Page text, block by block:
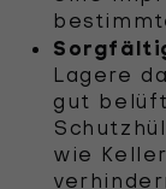
Lagere
gut
wie